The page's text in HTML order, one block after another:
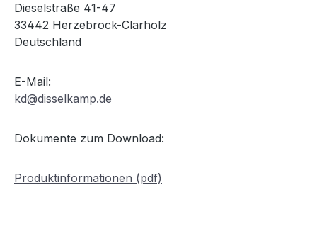
Dieselstraße 41-47
33442 Herzebrock-Clarholz
Deutschland
E-Mail:
kd@disselkamp.de
Dokumente zum Download:
Produktinformationen (pdf)